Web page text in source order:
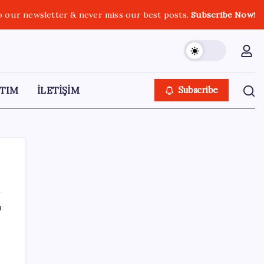
our newsletter & never miss our best posts.Subscribe Now!
İLETİŞİM Subscribe